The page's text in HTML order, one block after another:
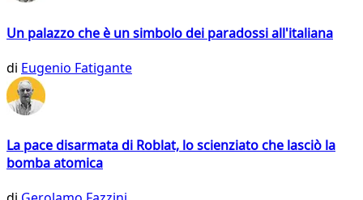
Un palazzo che è un simbolo dei paradossi all'italiana
di Eugenio Fatigante
La pace disarmata di Roblat, lo scienziato che lasciò la
bomba atomica